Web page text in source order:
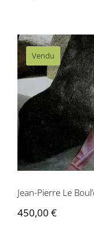
Vendu
Jean-
Jean-Pierre Le
450,00 €